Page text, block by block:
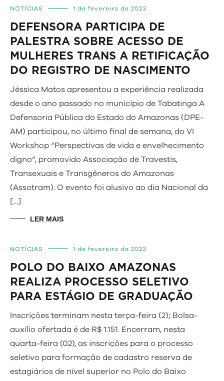
NOTÍCIAS 1 de fevereiro de 2023
DEFENSORA PARTICIPA DE
PALESTRA SOBRE ACESSO DE
MULHERES TRANS A RETIFICAÇÃO
DO REGISTRO DE NASCIMENTO
Jéssica Matos apresentou a experiência realizada
desde o ano passado no município de Tabatinga A
Defensoria Pública do Estado do Amazonas (DPE-
AM) participou, no último final de semana, do VI
Workshop “Perspectivas de vida e envelhecimento
digno”, promovido Associação de Travestis,
Transexuais e Transgêneros do Amazonas
(Assotram). O evento foi alusivo ao dia Nacional da
[…]
LER MAIS
NOTÍCIAS 1 de fevereiro de 2023
POLO DO BAIXO AMAZONAS
REALIZA PROCESSO SELETIVO
PARA ESTÁGIO DE GRADUAÇÃO
Inscrições terminam nesta terça-feira (2); Bolsa-
auxílio ofertada é de R$ 1.151. Encerram, nesta
quarta-feira (02), as inscrições para o processo
seletivo para formação de cadastro reserva de
estagiários de nível superior no Polo do Baixo